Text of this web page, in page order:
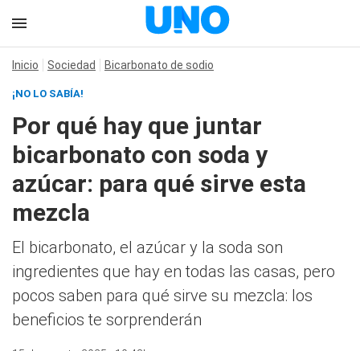
Inicio Sociedad Bicarbonato de sodio
¡NO LO SABÍA!
Por qué hay que juntar
bicarbonato con soda y
azúcar: para qué sirve esta
mezcla
El bicarbonato, el azúcar y la soda son
ingredientes que hay en todas las casas, pero
pocos saben para qué sirve su mezcla: los
beneficios te sorprenderán